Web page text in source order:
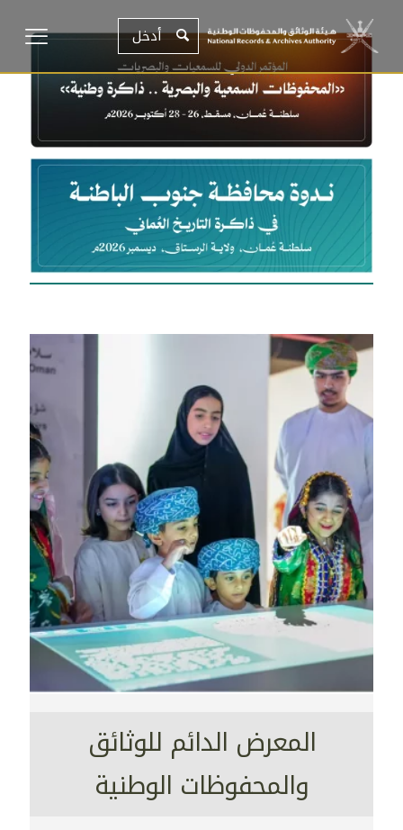
المعرض الدائم للوثائق
والمحفوظات الوطنية